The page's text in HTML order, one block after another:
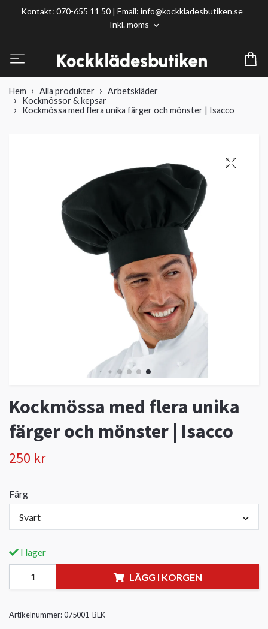
Kontakt: 070-655 11 50 | Email: info@kockkladesbutiken.se
Inkl. moms
Hem Alla produkter
Arbetskläder
Kockmössor & kepsar
Kockmössa med flera unika färger och mönster | Isacco
Kockmössa med flera unika
färger och mönster | Isacco
250 kr
Färg
Svart
I lager
LÄGG I KORGEN
Artikelnummer:075001-BLK